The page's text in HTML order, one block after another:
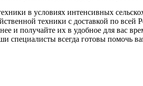
в условиях интенсивных
техники с доставкой по всей
и получайте их в удобное для вас
специалисты всегда готовы помочь